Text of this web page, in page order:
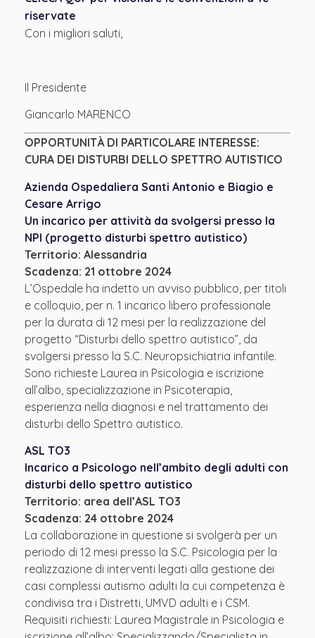
riservate
Con i migliori saluti,
Il Presidente
Giancarlo MARENCO
OPPORTUNITÀ DI PARTICOLARE INTERESSE:
CURA DEI DISTURBI DELLO SPETTRO AUTISTICO
Azienda Ospedaliera Santi Antonio e Biagio e
Cesare Arrigo
Un incarico per attività da svolgersi presso la
NPI (progetto disturbi spettro autistico)
Territorio: Alessandria
Scadenza: 21 ottobre 2024
L’Ospedale ha indetto un avviso pubblico, per titoli
e colloquio, per n. 1 incarico libero professionale
per la durata di 12 mesi per la realizzazione del
progetto “Disturbi dello spettro autistico”, da
svolgersi presso la S.C. Neuropsichiatria infantile.
Sono richieste Laurea in Psicologia e iscrizione
all’albo, specializzazione in Psicoterapia,
esperienza nella diagnosi e nel trattamento dei
disturbi dello Spettro autistico.
ASL TO3
Incarico a Psicologo nell’ambito degli adulti con
disturbi dello spettro autistico
Territorio: area dell’ASL TO3
Scadenza: 24 ottobre 2024
La collaborazione in questione si svolgerà per un
periodo di 12 mesi presso la S.C. Psicologia per la
realizzazione di interventi legati alla gestione dei
casi complessi autismo adulti la cui competenza è
condivisa tra i Distretti, UMVD adulti e i CSM.
Requisiti richiesti: Laurea Magistrale in Psicologia e